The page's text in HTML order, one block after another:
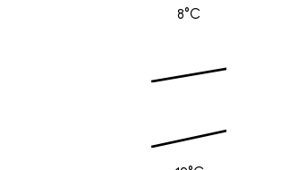
8°C